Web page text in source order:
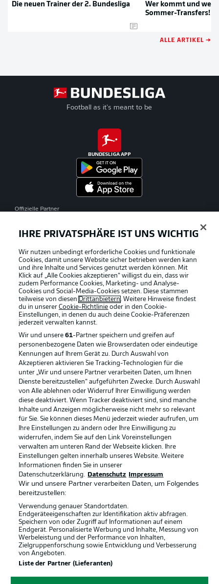
Die neuen Trainer der 2. Bundesliga
Wer kommt und wer
Sommer-Transfers!
ALLE ARTIKEL →
Football as it's meant to be
BUNDESLIGA APP
Offizielle Partner
Rechtliche Hinweise Voreinstellungen verwalten
Datenschutz Nutzungsbedingungen
Broadcaster Kontakt
Jobs Impressum
Partner Spieler
Liveticker
© 2026 Bundesliga-Gruppe GmbH
IHRE PRIVATSPHÄRE IST UNS WICHTIG
Wir nutzen unbedingt erforderliche Cookies und funktionale
Cookies, damit unsere Website sicher betrieben werden kann
und ihre Inhalte und Services genutzt werden können. Mit
Klick auf „Alle Cookies akzeptieren“ willigst du ein, dass wir
zudem Performance Cookies, Marketing- und Analyse-
Cookies und Social-Media-Cookies setzen. Diese stammen
teilweise von diesen Drittanbietern. Weitere Hinweise findest
du in unsererCookie-Richtlinie oder in den Cookie-
Einstellungen, in denen du auch deine Cookie-Präferenzen
jederzeit verwalten kannst.
Wir und unsere61-Partner speichern und greifen auf
personenbezogene Daten wie Browserdaten oder eindeutige
Kennungen auf Ihrem Gerät zu. Durch Auswahl von
Akzeptieren aktivieren Sie Tracking-Technologien für die
unter „Wir und unsere Partner verarbeiten Daten, um Ihnen
Dienste bereitzustellen“ aufgeführten Zwecke. Durch Auswahl
von Alle ablehnen oder Widerruf Ihrer Einwilligung werden
diese deaktiviert. Wenn Tracker deaktiviert sind, sind manche
Inhalte und Anzeigen möglicherweise nicht mehr so relevant
für Sie. Sie können dieses Menü jederzeit wieder aufrufen, um
Ihre Einstellungen zu ändern oder Ihre Einwilligung zu
widerrufen, indem Sie auf den Link Voreinstellungen
verwalten am unteren Rand der Webseite klicken. Ihre
Einstellungen gelten innerhalb unseres Website. Weitere
Informationen finden Sie in unserer
Datenschutzerklärung.
Datenschutz Impressum
Wir und unsere Partner verarbeiten Daten, um Folgendes
bereitzustellen:
Verwendung genauer Standortdaten.
Endgeräteeigenschaften zur Identifikation aktiv abfragen.
Speichern von oder Zugriff auf Informationen auf einem
Endgerät. Personalisierte Werbung und Inhalte, Messung von
Werbeleistung und der Performance von Inhalten,
Zielgruppenforschung sowie Entwicklung und Verbesserung
von Angeboten.
Liste der Partner (Lieferanten)